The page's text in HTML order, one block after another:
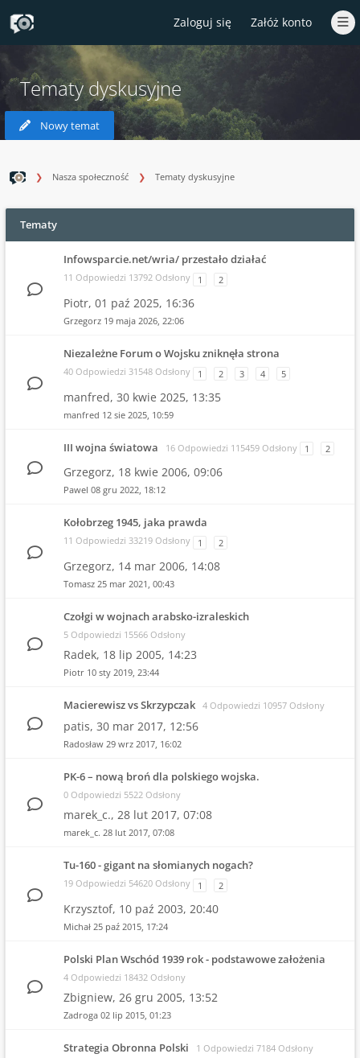
Zaloguj się Załóż konto
Tematy dyskusyjne
Nowy temat
Nasza społeczność Tematy dyskusyjne
Tematy
Infowsparcie.net/wria/ przestało działać
11 Odpowiedzi 13792 Odsłony 1 2
Piotr, 01 paź 2025, 16:36
Grzegorz 19 maja 2026, 22:06
Niezależne Forum o Wojsku zniknęła strona
40 Odpowiedzi 31548 Odsłony 1 2 3 4 5
manfred, 30 kwie 2025, 13:35
manfred 12 sie 2025, 10:59
III wojna światowa 16 Odpowiedzi 115459 Odsłony 1 2
Grzegorz, 18 kwie 2006, 09:06
Pawel 08 gru 2022, 18:12
Kołobrzeg 1945, jaka prawda
11 Odpowiedzi 33219 Odsłony 1 2
Grzegorz, 14 mar 2006, 14:08
Tomasz 25 mar 2021, 00:43
Czołgi w wojnach arabsko-izraleskich
5 Odpowiedzi 15566 Odsłony
Radek, 18 lip 2005, 14:23
Piotr 10 sty 2019, 23:44
Macierewisz vs Skrzypczak 4 Odpowiedzi 10957 Odsłony
patis, 30 mar 2017, 12:56
Radosław 29 wrz 2017, 16:02
PK-6 – nową broń dla polskiego wojska.
0 Odpowiedzi 5522 Odsłony
marek_c., 28 lut 2017, 07:08
marek_c. 28 lut 2017, 07:08
Tu-160 - gigant na słomianych nogach?
19 Odpowiedzi 54620 Odsłony 1 2
Krzysztof, 10 paź 2003, 20:40
Michał 25 paź 2015, 17:24
Polski Plan Wschód 1939 rok - podstawowe założenia
4 Odpowiedzi 18432 Odsłony
Zbigniew, 26 gru 2005, 13:52
Zadroga 02 lip 2015, 01:23
Strategia Obronna Polski 1 Odpowiedzi 7184 Odsłony